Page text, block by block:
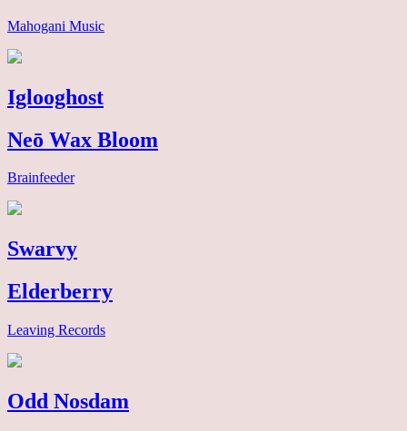
Mahogani Music
Iglooghost
Neō Wax Bloom
Brainfeeder
Swarvy
Elderberry
Leaving Records
Odd Nosdam